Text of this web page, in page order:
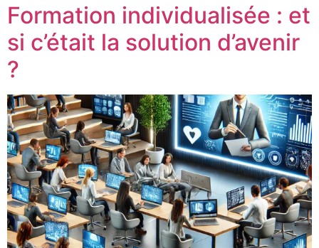
Formation individualisée : et
si c’était la solution d’avenir
?